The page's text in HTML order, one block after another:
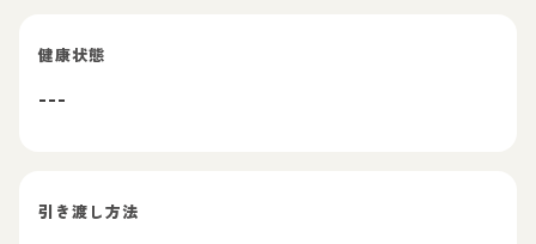
健康状態
---
引き渡し方法